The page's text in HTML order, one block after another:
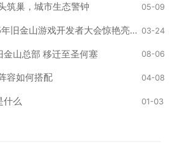
筑巢，城市生态警钟 05-09
《午夜机器人》在2025年旧金山游戏开发者大会惊艳亮相 03-24
山总部 移迁至圣何塞 08-06
容如何搭配 04-08
什么 01-03